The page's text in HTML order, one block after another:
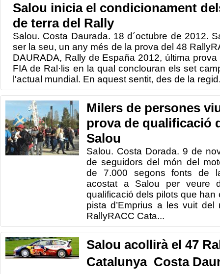
Salou inicia el condicionament
de terra del Rally
Salou. Costa Daurada. 18 d´octubre de 2012.
ser la seu, un any més de la prova del 48
DAURADA, Rally de España 2012, última
FIA de Ral·lis en la qual conclouran els set
l'actual mundial. En aquest sentit, des de la
Milers de persones
prova de qualificació
Salou
Salou. Costa Dorada. 9 de
de seguidors del món del
de 7.000 segons fonts de
acostat a Salou per veure
qualificació dels pilots que han
pista d’Emprius a les vuit
RallyRACC Cata...
Salou acollirà el 47
Catalunya  Costa